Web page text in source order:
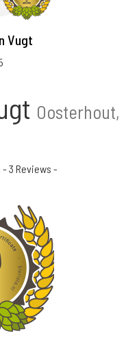
Vugt
Oosterhout,
- 3 Reviews -